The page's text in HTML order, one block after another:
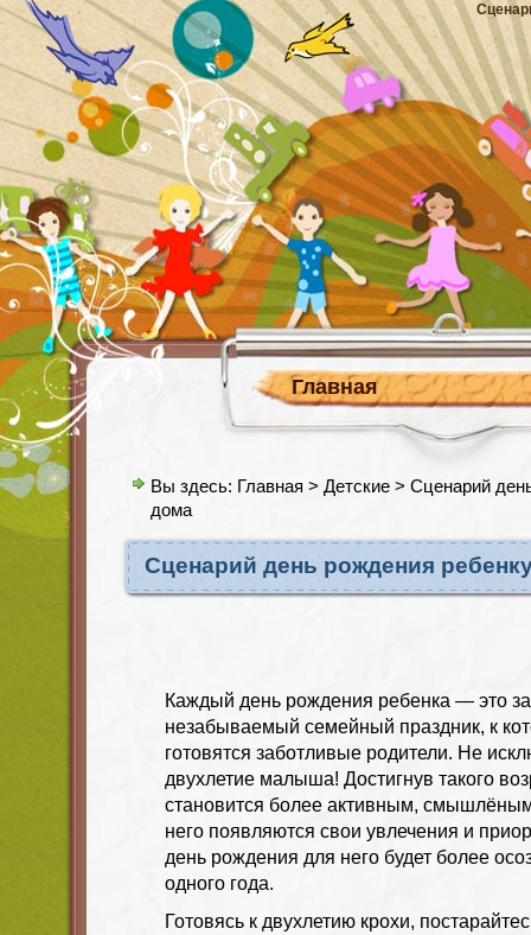
Главная
Вы здесь: Главная > Детские > Сценарий
дома
Сценарий день рождения
Каждый день рождения ребенка — это
незабываемый семейный праздник, к
готовятся заботливые родители. Не
двухлетие малыша! Достигнув такого
становится более активным,
него появляются свои увлечения и
день рождения для него будет более
одного года.
Готовясь к двухлетию крохи,